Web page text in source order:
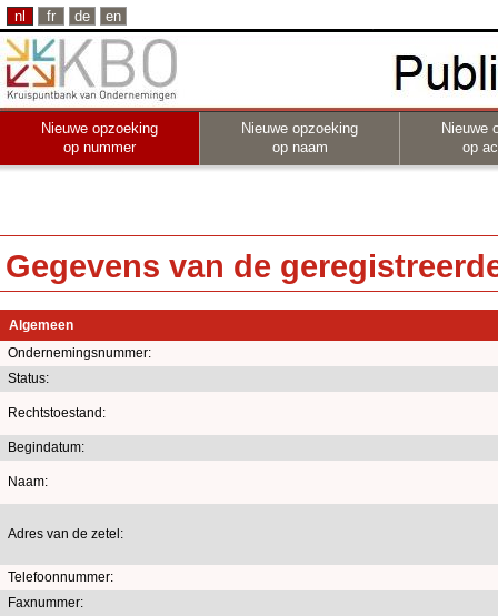
nl fr de en
Nieuwe opzoeking
op nummer
Nieuwe opzoeking
op naam
Nieuwe
op
Gegevens van de
Algemeen
Ondernemingsnummer:
Status:
Rechtstoestand:
Begindatum:
Naam:
Adres van de zetel:
Telefoonnummer:
Faxnummer: